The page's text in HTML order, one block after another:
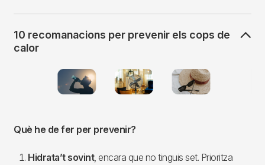
10 recomanacions per prevenir els cops de
calor
Què he de fer per prevenir?
Hidrata’t sovint, encara que no tinguis set. Prioritza